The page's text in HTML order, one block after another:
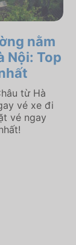
nằm
Nội: Top
từ Hà
vé xe đi
vé ngay